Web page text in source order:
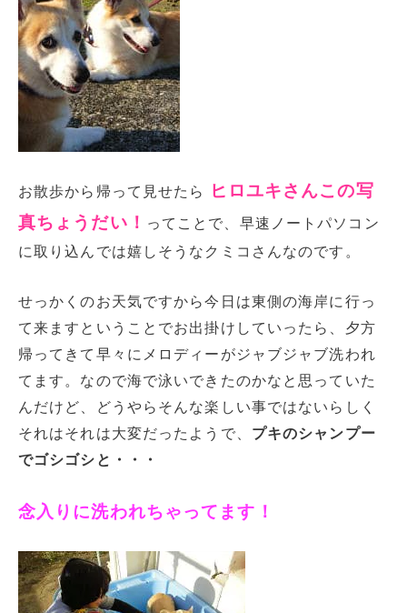
お散歩から帰って見せたら
ヒロユキさんこの写
真ちょうだい！ ってことで、早速ノートパソコン
に取り込んでは嬉しそうなクミコさんなのです。
せっかくのお天気ですから今日は東側の海岸に行っ
て来ますということでお出掛けしていったら、夕方
帰ってきて早々にメロディーがジャブジャブ洗われ
てます。なので海で泳いできたのかなと思っていた
んだけど、どうやらそんな楽しい事ではないらしく
それはそれは大変だったようで、 プキのシャンプー
でゴシゴシと・・・
念入りに洗われちゃってます！